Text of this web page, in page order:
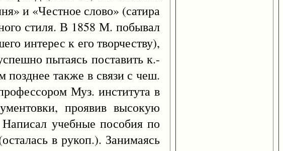
и «Честное слово» (сатира
стиля. В 1858 М. побывал
интерес к его творчеству),
пытаясь поставить к.-
также в связи с чеш.
Муз. института в
проявив высокую
учебные пособия по
в рукоп.). Занимаясь